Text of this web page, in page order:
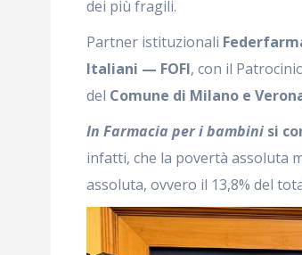
dei più fragili.
Partner istituzionali
Italiani — FOFI, con il
del Comune di Milano e
In Farmacia per i bambini si
infatti, che la povertà assoluta
assoluta, ovvero il 13,8% del